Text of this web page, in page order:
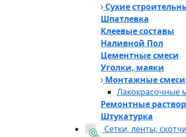
Сухие
Шпатлевка
Клеевые составы
Наливной Пол
Цементные смеси
Уголки, маяки
Монтажные смеси
Лакокрасочные
Ремонтные
Штукатурка
Сетки, ленты,